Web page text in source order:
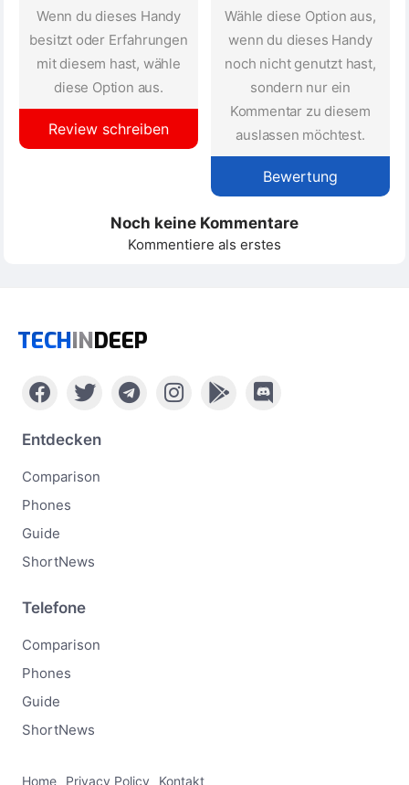
Wenn du dieses Handy
besitzt oder Erfahrungen
mit diesem hast, wähle
diese Option aus.
Review schreiben
Wähle diese Option aus,
wenn du dieses Handy
noch nicht genutzt hast,
sondern nur ein
Kommentar zu diesem
auslassen möchtest.
Bewertung
Noch keine Kommentare
Kommentiere als erstes
TECHINDEEP
Entdecken
Comparison
Phones
Guide
ShortNews
Telefone
Comparison
Phones
Guide
ShortNews
Home Privacy Policy Kontakt